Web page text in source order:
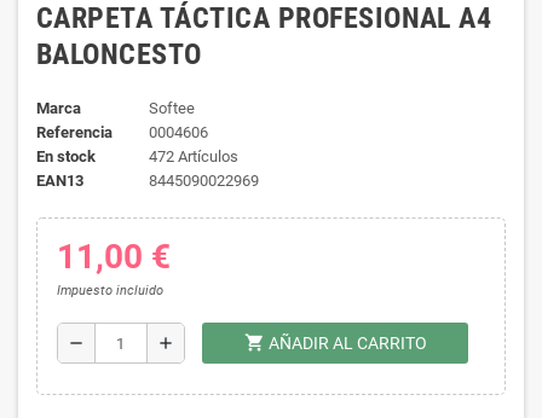
CARPETA TÁCTICA PROFESIONAL A4
BALONCESTO
Marca
Softee
Referencia
0004606
En stock
472 Artículos
EAN13
8445090022969
11,00 €
Impuesto incluido
remove add shopping_cart AÑADIR AL CARRITO